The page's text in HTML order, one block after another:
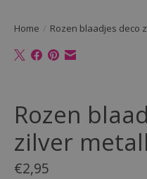
Home / Rozen blaadjes deco
Rozen
zilver
€2,95